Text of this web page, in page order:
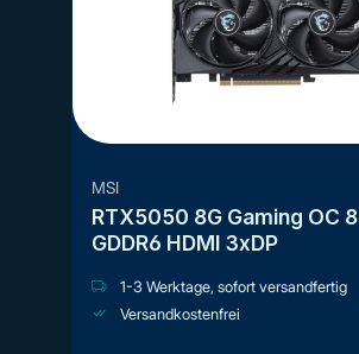
MSI
RTX5050 8G Gaming OC 8GB
GDDR6 HDMI 3xDP
1-3 Werktage, sofort versandfertig
Versandkostenfrei